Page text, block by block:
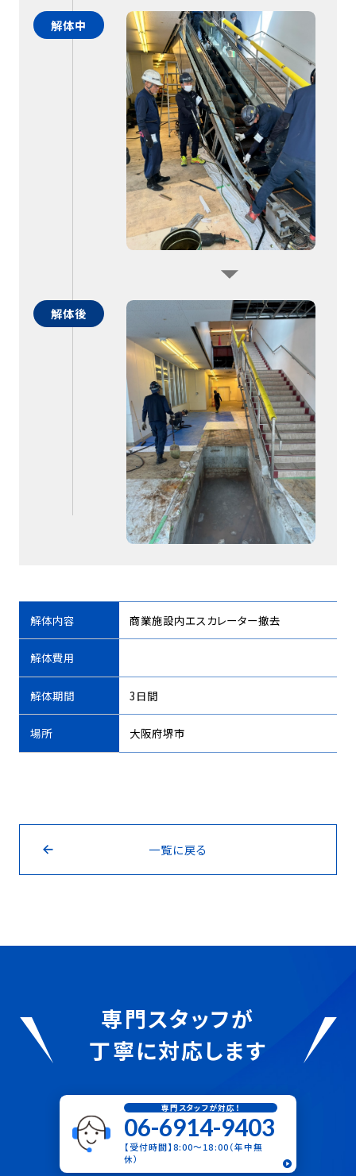
解体中
解体後
解体内容 商業施設内エスカレーター撤去
解体費用
解体期間 3日間
場所 大阪府堺市
一覧に戻る
専門スタッフが
丁寧に対応します
専門スタッフが対応！
06-6914-9403
【受付時間】8:00〜18:00（年中無
休）